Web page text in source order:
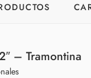
– Tramontina